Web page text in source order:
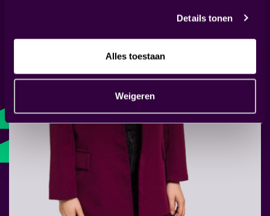
Details tonen
Alles toestaan
Weigeren